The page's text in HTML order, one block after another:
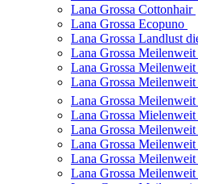
Lana Grossa Cottonhair
Lana Grossa Ecopuno
Lana Grossa Landlust
Lana Grossa
Lana Grossa
Lana Grossa
Lana Grossa
Lana Grossa
Lana Grossa
Lana Grossa
Lana Grossa
Lana Grossa